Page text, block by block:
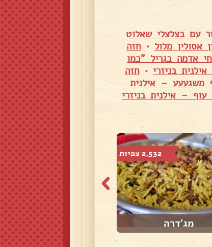
עם בצלצלי שאלוט
מלול •חזה
אדמה בגריל "כמו
בניזרי •חזה
משגעעע – אילנית
– אילנית בניזרי
2,532 צפיות
מג'דרה